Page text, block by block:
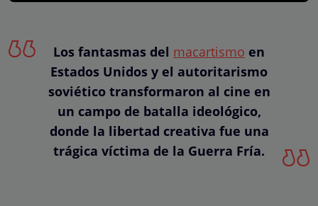
Los fantasmas del macartismo en
Estados Unidos y el autoritarismo
soviético transformaron al cine en
un campo de batalla ideológico,
donde la libertad creativa fue una
trágica víctima de la Guerra Fría.